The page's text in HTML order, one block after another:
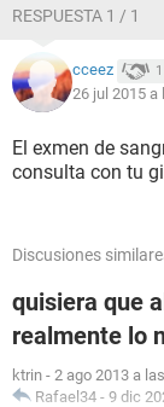
RESPUESTA 1 / 1
cceez 1
26 jul 2015 a
El exmen de
consulta con tu
Discusiones
quisiera que
realmente lo
ktrin - 2 ago 2013 a
Rafael34 - 9 dic